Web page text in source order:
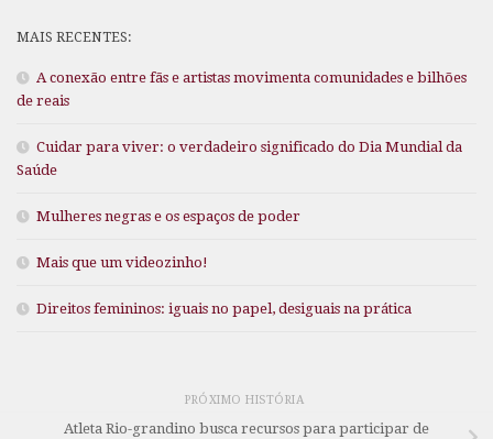
MAIS RECENTES:
A conexão entre fãs e artistas movimenta comunidades e bilhões
de reais
Cuidar para viver: o verdadeiro significado do Dia Mundial da
Saúde
Mulheres negras e os espaços de poder
Mais que um videozinho!
Direitos femininos: iguais no papel, desiguais na prática
PRÓXIMO HISTÓRIA
Atleta Rio-grandino busca recursos para participar de